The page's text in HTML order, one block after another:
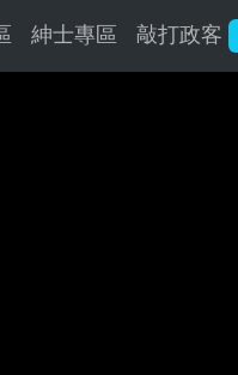
紳士專區 敲打政客